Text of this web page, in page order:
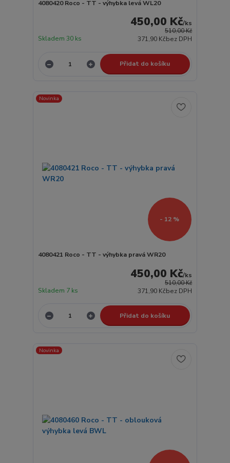
4080420 Roco - TT - výhybka levá WL20
510,00 Kč
450,00 Kč/ks
371,90 Kčbez DPH
Skladem 30 ks
Přidat do košíku
Novinka
- 12 %
4080421 Roco - TT - výhybka pravá WR20
510,00 Kč
450,00 Kč/ks
371,90 Kčbez DPH
Skladem 7 ks
Přidat do košíku
Novinka